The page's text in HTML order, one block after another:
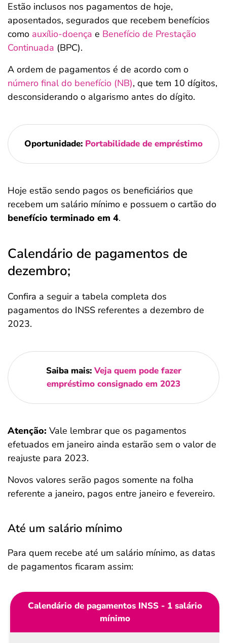
Estão inclusos nos pagamentos de hoje,
aposentados, segurados que recebem benefícios
como auxílio-doença e Benefício de Prestação
Continuada (BPC).
A ordem de pagamentos é de acordo com o
número final do benefício (NB), que tem 10 dígitos,
desconsiderando o algarismo antes do dígito.
Oportunidade: Portabilidade de empréstimo
Hoje estão sendo pagos os beneficiários que
recebem um salário mínimo e possuem o cartão do
benefício terminado em 4.
Calendário de pagamentos de
dezembro;
Confira a seguir a tabela completa dos
pagamentos do INSS referentes a dezembro de
2023.
Saiba mais: Veja quem pode fazer
empréstimo consignado em 2023
Atenção: Vale lembrar que os pagamentos
efetuados em janeiro ainda estarão sem o valor de
reajuste para 2023.
Novos valores serão pagos somente na folha
referente a janeiro, pagos entre janeiro e fevereiro.
Até um salário mínimo
Para quem recebe até um salário mínimo, as datas
de pagamentos ficaram assim:
Calendário de pagamentos INSS - 1 salário
mínimo